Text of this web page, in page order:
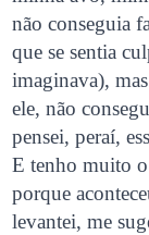
não conseguia
que se sentia
imaginava),
ele, não
pensei, peraí,
E tenho muito
porque
levantei, me